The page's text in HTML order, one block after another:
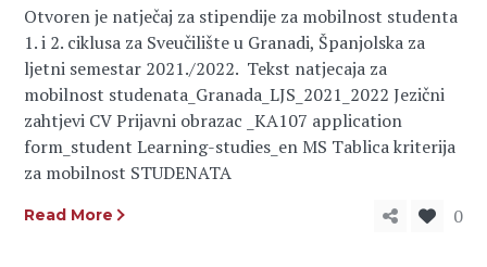
Otvoren je natječaj za stipendije za mobilnost studenta
1. i 2. ciklusa za Sveučilište u Granadi, Španjolska za
ljetni semestar 2021./2022. Tekst natjecaja za
mobilnost studenata_Granada_LJS_2021_2022 Jezični
zahtjevi CV Prijavni obrazac _KA107 application
form_student Learning-studies_en MS Tablica kriterija
za mobilnost STUDENATA
Read More 0